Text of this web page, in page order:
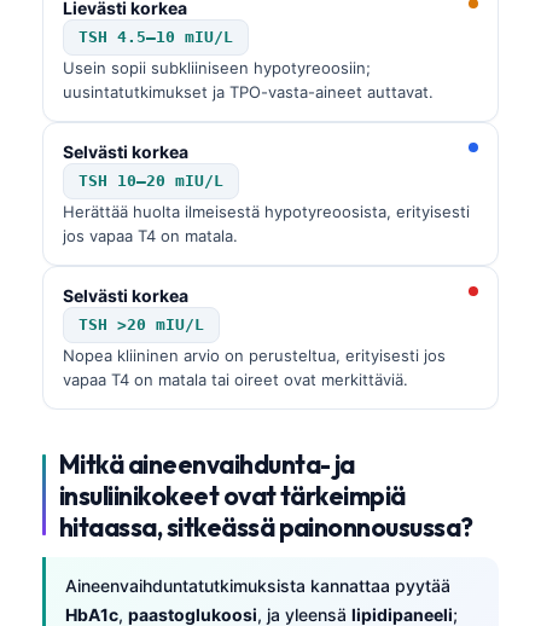
Lievästi korkea
TSH 4.5–10 mIU/L
Usein sopii subkliiniseen hypotyreoosiin;
uusintatutkimukset ja TPO-vasta-aineet auttavat.
Selvästi korkea
TSH 10–20 mIU/L
Herättää huolta ilmeisestä hypotyreoosista, erityisesti
jos vapaa T4 on matala.
Selvästi korkea
TSH >20 mIU/L
Nopea kliininen arvio on perusteltua, erityisesti jos
vapaa T4 on matala tai oireet ovat merkittäviä.
Mitkä aineenvaihdunta- ja
insuliinikokeet ovat tärkeimpiä
hitaassa, sitkeässä painonnousussa?
Aineenvaihduntatutkimuksista kannattaa pyytää
HbA1c, paastoglukoosi, ja yleensä lipidipaneeli;